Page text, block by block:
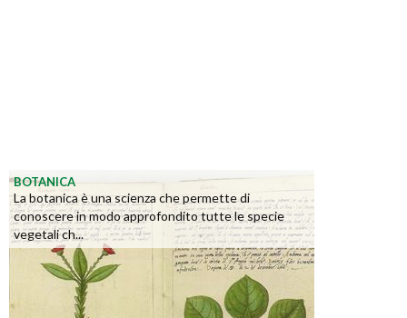
BOTANICA
La botanica è una scienza che permette di
conoscere in modo approfondito tutte le specie
vegetali ch...